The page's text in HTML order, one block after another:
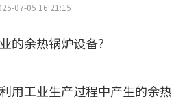
07-05 16:21:15
的余热锅炉设备？
用工业生产过程中产生的余热